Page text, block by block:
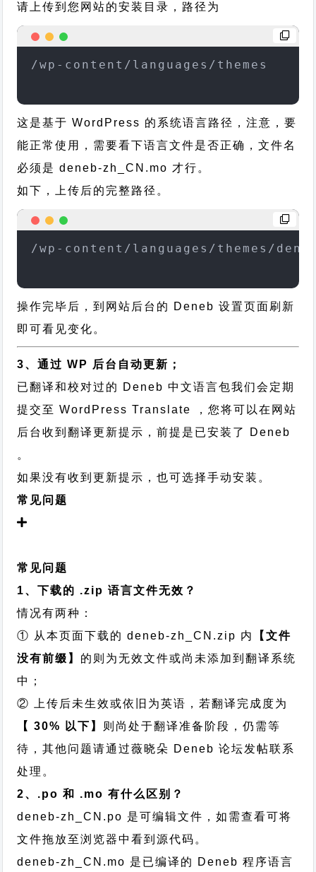
请上传到您网站的安装目录，路径为
/wp-content/languages/themes
这是基于 WordPress 的系统语言路径，注意，要
能正常使用，需要看下语言文件是否正确，文件名
必须是 deneb-zh_CN.mo 才行。
如下，上传后的完整路径。
/wp-content/languages/themes/
操作完毕后，到网站后台的 Deneb 设置页面刷新
即可看见变化。
3、通过 WP 后台自动更新；
已翻译和校对过的 Deneb 中文语言包我们会定期
提交至 WordPress Translate ，您将可以在网站
后台收到翻译更新提示，前提是已安装了 Deneb
。
如果没有收到更新提示，也可选择手动安装。
常见问题
常见问题
1、下载的 .zip 语言文件无效？
情况有两种：
① 从本页面下载的 deneb-zh_CN.zip 内
【文件
没有前缀】 的则为无效文件或尚未添加到翻译系统
中；
② 上传后未生效或依旧为英语，若翻译完成度为
【 30% 以下】 则尚处于翻译准备阶段，仍需等
待，其他问题请通过薇晓朵 Deneb 论坛发帖联系
处理。
2、.po 和 .mo 有什么区别？
deneb-zh_CN.po 是可编辑文件，如需查看可将
文件拖放至浏览器中看到源代码。
deneb-zh_CN.mo 是已编译的 Deneb 程序语言